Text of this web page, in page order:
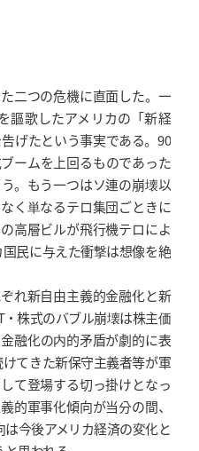
二つの危機に直面した。一
歌したアメリカの「新経
げたという事実である。90
ームを上回るものであった
。もう一つはソ連の崩壊以
く単なるテロ集団ごときに
高層ビルが飛行機テロによ
民に与えた衝撃は想像を絶
れ新自由主義的金融化と新
株式のバブル崩壊は株主価
融化の内的矛盾が劇的に表
てきた新保守主義者等が軍
て登場する切っ掛けとなっ
的軍事化傾向が当分の間、
今後アメリカ経済の変化と